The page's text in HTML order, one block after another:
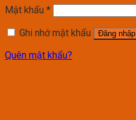
Mật khẩu *
Ghi nhớ mật khẩu
Đăng nhập
Quên mật khẩu?